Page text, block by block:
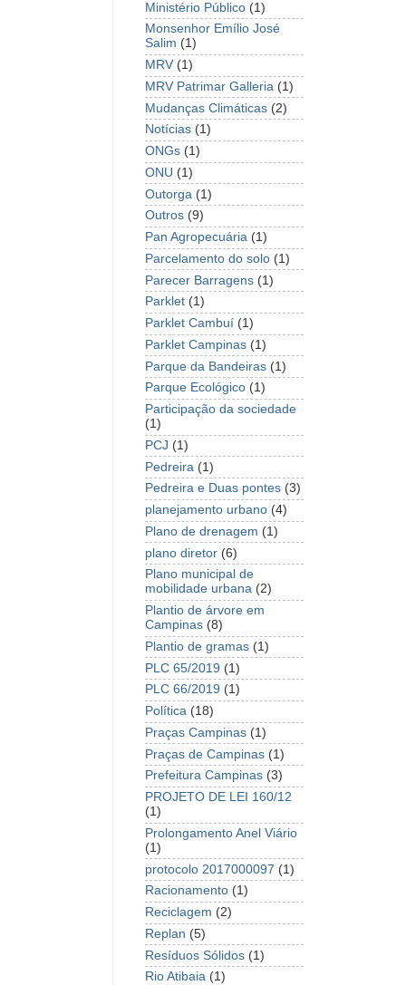
Ministério Público (1)
Monsenhor Emílio José
Salim (1)
MRV (1)
MRV Patrimar Galleria (1)
Mudanças Climáticas (2)
Notícias (1)
ONGs (1)
ONU (1)
Outorga (1)
Outros (9)
Pan Agropecuária (1)
Parcelamento do solo (1)
Parecer Barragens (1)
Parklet (1)
Parklet Cambuí (1)
Parklet Campinas (1)
Parque da Bandeiras (1)
Parque Ecológico (1)
Participação da sociedade
(1)
PCJ (1)
Pedreira (1)
Pedreira e Duas pontes (3)
planejamento urbano (4)
Plano de drenagem (1)
plano diretor (6)
Plano municipal de
mobilidade urbana (2)
Plantio de árvore em
Campinas (8)
Plantio de gramas (1)
PLC 65/2019 (1)
PLC 66/2019 (1)
Política (18)
Praças Campinas (1)
Praças de Campinas (1)
Prefeitura Campinas (3)
PROJETO DE LEI 160/12
(1)
Prolongamento Anel Viário
(1)
protocolo 2017000097 (1)
Racionamento (1)
Reciclagem (2)
Replan (5)
Resíduos Sólidos (1)
Rio Atibaia (1)